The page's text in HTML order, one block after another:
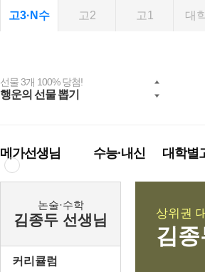
고3·N수 고2 고1 대
선물 3개 100% 당첨!
행운의 선물 뽑기
선물 100% 증정!
메가스터디 X 올리
여름방학 스터디 캐시
백
2027 러셀 단과
강사 공개선발
스마트러닝앱
설문 EVENT
메가패스
3일 무료 체험권
메가패스 수강생 무료
혜택!
사회공헌 캠페인
희망이룸 메가나눔
메가선생님 수능·내신 대학별
논술·수학
김종두 선생님
커리큘럼
상위권
김